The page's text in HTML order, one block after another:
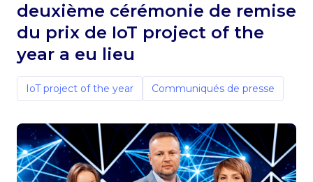
deuxième cérémonie de remise
du prix de IoT project of the
year a eu lieu
IoT project of the year Communiqués de presse